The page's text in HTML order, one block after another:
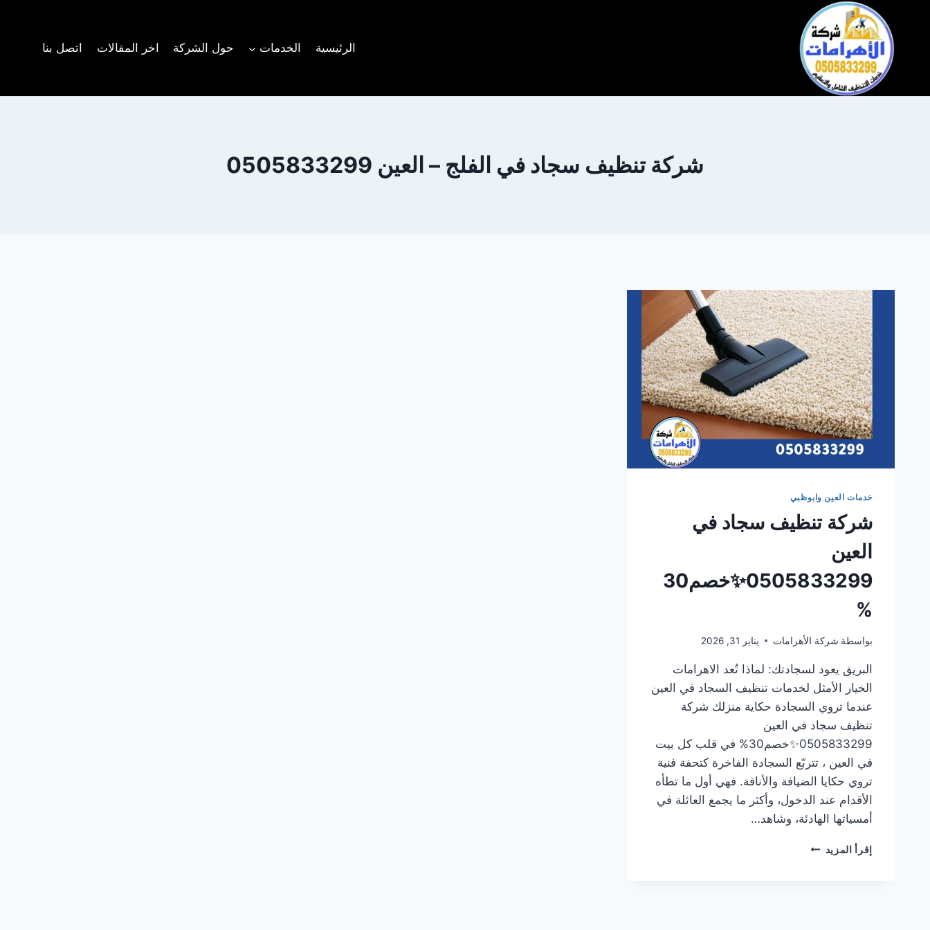
المحتوى
الرئيسية الخدمات حول الشركة اخر المقالات اتصل بنا
شركة تنظيف سجاد في الفلج – العين 0505833299
خدمات العين وابوظبي
شركة تنظيف سجاد في
العين
0505833299✨خصم30
%
بواسطة شركة الأهرامات يناير 31, 2026
البريق يعود لسجادتك: لماذا تُعد الاهرامات
الخيار الأمثل لخدمات تنظيف السجاد في العين
عندما تروي السجادة حكاية منزلك شركة
تنظيف سجاد في العين
0505833299✨خصم30% في قلب كل بيت
في العين ، تتربّع السجادة الفاخرة كتحفة فنية
تروي حكايا الضيافة والأناقة. فهي أول ما تطأه
الأقدام عند الدخول، وأكثر ما يجمع العائلة في
أمسياتها الهادئة، وشاهد…
إقرأ المزيد شركة